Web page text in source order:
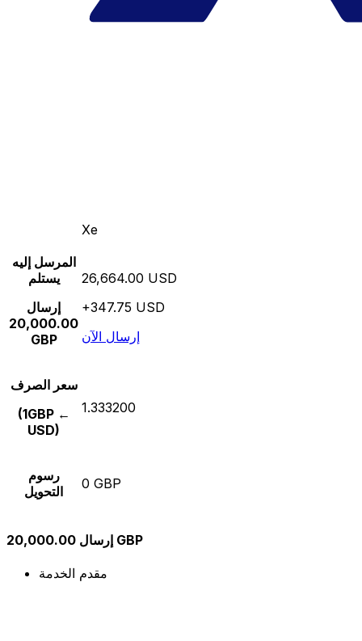
Xe
المرسل إليه
يستلم
إرسال
20,000.00
GBP
26,664.00 USD
+347.75 USD
إرسال الآن
سعر الصرف
(1GBP ←
USD)
1.333200
رسوم
التحويل
0 GBP
إرسال 20,000.00 GBP
مقدم الخدمة